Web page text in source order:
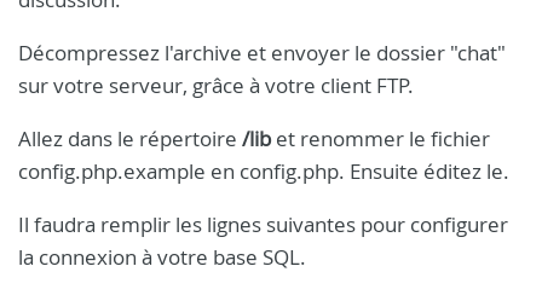
Décompressez l'archive et envoyer le dossier "chat"
sur votre serveur, grâce à votre client FTP.
Allez dans le répertoire /libet renommer le fichier
config.php.example en config.php. Ensuite éditez le.
Il faudra remplir les lignes suivantes pour configurer
la connexion à votre base SQL.